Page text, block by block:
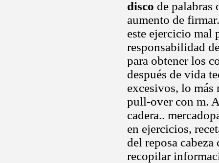
disco de palabras
aumento de
este ejercicio mal
responsabilidad
para obtener los
después de vida
excesivos, lo
pull-over con m.
cadera..
en ejercicios,
del reposa
recopilar